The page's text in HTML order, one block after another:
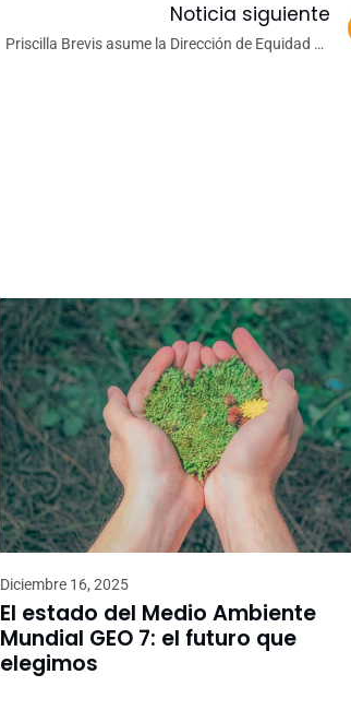
Noticia siguiente
Priscilla Brevis asume la Dirección de Equidad de
Diciembre 16, 2025
El estado del Medio Ambiente
Mundial GEO 7: el futuro que
elegimos